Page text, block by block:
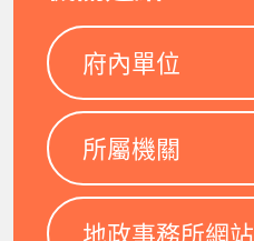
府內單位
所屬機關
地政事務所網站